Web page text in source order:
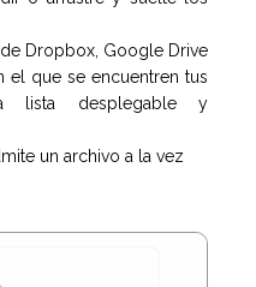
Dropbox, Google Drive
que se encuentren tus
lista desplegable y
un archivo a la vez